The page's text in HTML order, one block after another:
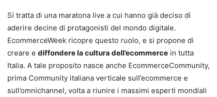
Si tratta di una maratona live a cui hanno già deciso di
aderire decine di protagonisti del mondo digitale.
EcommerceWeek ricopre questo ruolo, e si propone di
creare e diffondere la cultura dell’ecommerce in tutta
Italia. A tale proposito nasce anche EcommerceCommunity,
prima Community italiana verticale sull’ecommerce e
sull’omnichannel, volta a riunire i massimi esperti mondiali